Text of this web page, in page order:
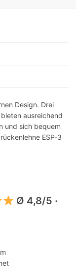
Design. Drei
ausreichend
und sich bequem
ESP-3
Ø 4,8/5 ·